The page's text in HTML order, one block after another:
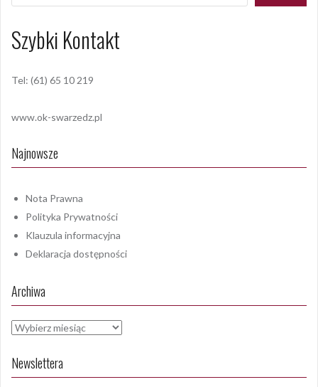
Szybki Kontakt
Tel: (61) 65 10 219
www.ok-swarzedz.pl
Najnowsze
Nota Prawna
Polityka Prywatności
Klauzula informacyjna
Deklaracja dostępności
Archiwa
Archiwa
Newslettera